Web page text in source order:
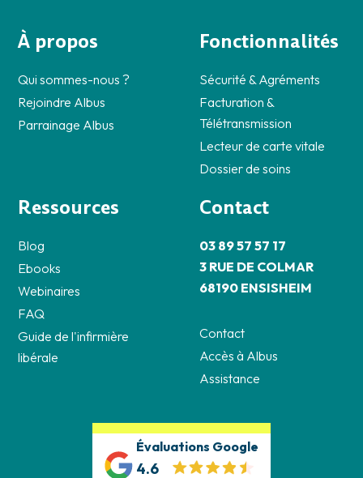
À propos
Qui sommes-nous ?
Rejoindre Albus
Parrainage Albus
Fonctionnalités
Sécurité & Agréments
Facturation &
Télétransmission
Lecteur de carte vitale
Dossier de soins
Ressources
Blog
Ebooks
Webinaires
FAQ
Guide de l'infirmière
libérale
Contact
03 89 57 57 17
3 RUE DE COLMAR
68190 ENSISHEIM
Contact
Accès à Albus
Assistance
Évaluations Google
4.6